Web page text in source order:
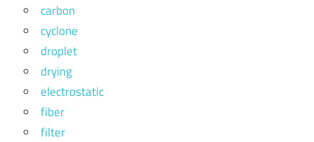
carbon
cyclone
droplet
drying
electrostatic
fiber
filter